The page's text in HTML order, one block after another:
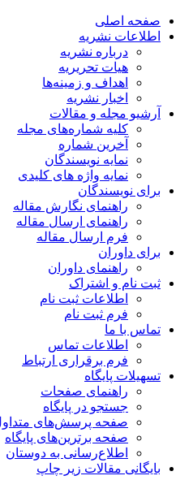
صفحه اصلی
اطلاعات نشریه
درباره نشریه
هیات تحریریه
اهداف و زمینه‌ها
اخبار نشریه
آرشیو مجله و مقالات
کلیه شماره‌های مجله
آخرین شماره
نمایه نویسندگان
نمایه واژه های کلیدی
برای نویسندگان
راهنمای نگارش مقاله
راهنمای ارسال مقاله
فرم ارسال مقاله
برای داوران
راهنمای داوران
ثبت نام و اشتراک
اطلاعات ثبت نام
فرم ثبت نام
تماس با ما
اطلاعات تماس
فرم برقراری ارتباط
تسهیلات پایگاه
راهنمای صفحات
جستجو در پایگاه
صفحه پرسش‌های متداول
صفحه برترین‌های پایگاه
اطلاع‌رسانی به دوستان
بایگانی مقالات زیر چاپ